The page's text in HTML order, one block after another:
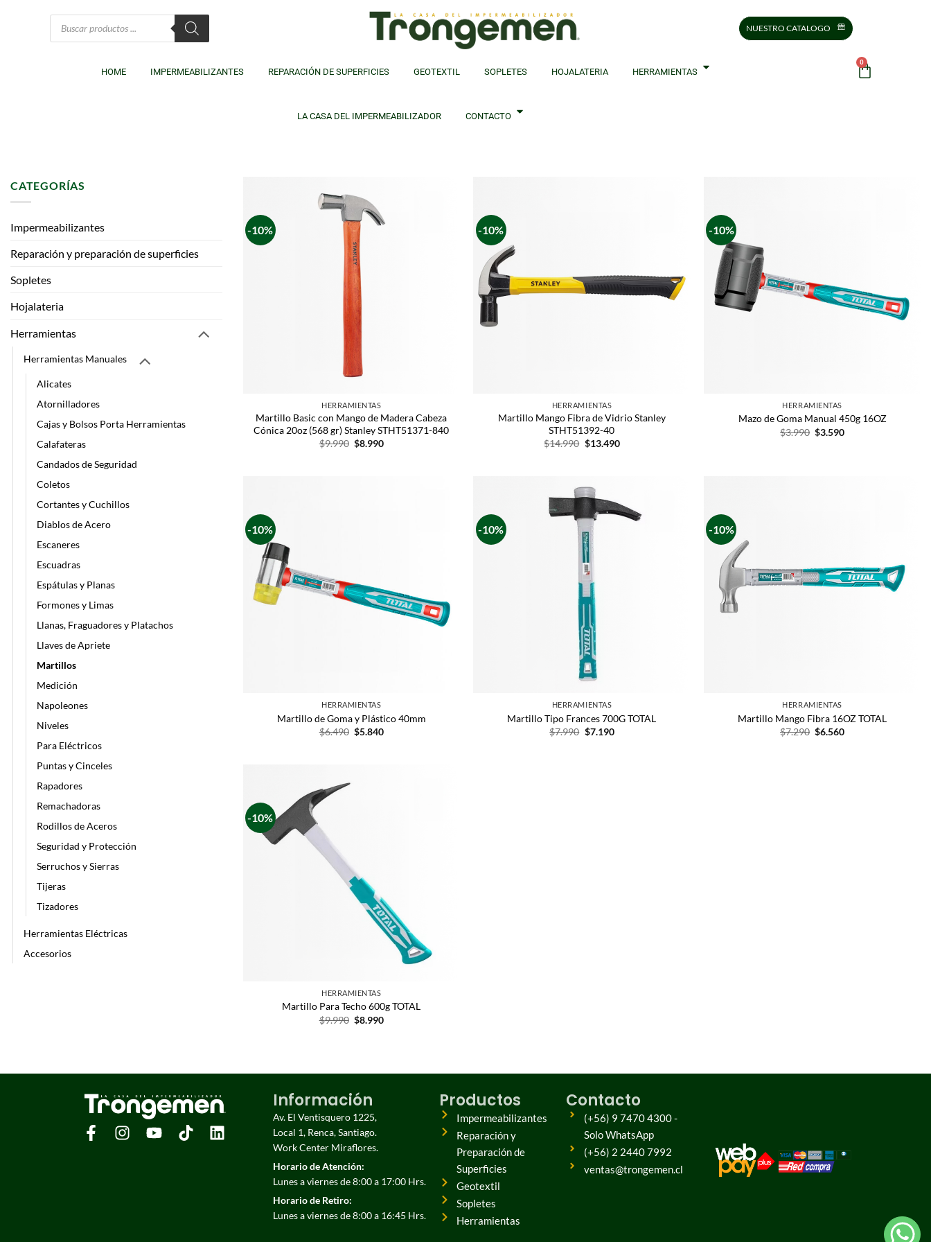
NUESTRO CATALOGO
HOME IMPERMEABILIZANTES REPARACIÓN DE SUPERFICIES GEOTEXTIL SOPLETES HOJALATERIA HERRAMIENTAS
LA CASA DEL IMPERMEABILIZADOR CONTACTO
0
CATEGORÍAS
Impermeabilizantes
Reparación y preparación de superficies
Sopletes
Hojalateria
Herramientas
Herramientas Manuales
Alicates
Atornilladores
Cajas y Bolsos Porta Herramientas
Calafateras
Candados de Seguridad
Coletos
Cortantes y Cuchillos
Diablos de Acero
Escaneres
Escuadras
Espátulas y Planas
Formones y Limas
Llanas, Fraguadores y Platachos
Llaves de Apriete
Martillos
Medición
Napoleones
Niveles
Para Eléctricos
Puntas y Cinceles
Rapadores
Remachadoras
Rodillos de Aceros
Seguridad y Protección
Serruchos y Sierras
Tijeras
Tizadores
Herramientas Eléctricas
Accesorios
-10%
HERRAMIENTAS
Martillo Basic con Mango de Madera Cabeza
Cónica 20oz (568 gr) Stanley STHT51371-840
$9.990 $8.990
-10%
HERRAMIENTAS
Martillo Mango Fibra de Vidrio Stanley
STHT51392-40
$14.990 $13.490
-10%
HERRAMIENTAS
Mazo de Goma Manual 450g 16OZ
$3.990 $3.590
-10%
HERRAMIENTAS
Martillo de Goma y Plástico 40mm
$6.490 $5.840
-10%
HERRAMIENTAS
Martillo Tipo Frances 700G TOTAL
$7.990 $7.190
-10%
HERRAMIENTAS
Martillo Mango Fibra 16OZ TOTAL
$7.290 $6.560
-10%
HERRAMIENTAS
Martillo Para Techo 600g TOTAL
$9.990 $8.990
Información
Av. El Ventisquero 1225,
Local 1, Renca, Santiago.
Work Center Miraflores.
Horario de Atención:
Lunes a viernes de 8:00 a 17:00 Hrs.
Horario de Retiro:
Lunes a viernes de 8:00 a 16:45 Hrs.
Productos
Impermeabilizantes
Reparación y
Preparación de
Superficies
Geotextil
Sopletes
Herramientas
Contacto
(+56) 9 7470 4300 -
Solo WhatsApp
(+56) 2 2440 7992
ventas@trongemen.cl